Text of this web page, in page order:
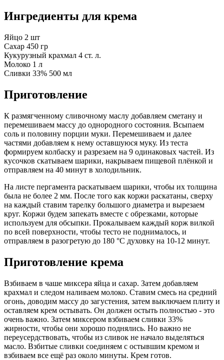
Ингредиенты для крема
Яйцо 2 шт
Сахар 450 гр
Кукурузный крахмал 4 ст. л.
Молоко 1 л
Сливки 33% 500 мл
Приготовление
К размягченному сливочному маслу добавляем сметану и
перемешиваем массу до однородного состояния. Всыпаем
соль и половину порции муки. Перемешиваем и далее
частями добавляем к нему оставшуюся муку. Из теста
формируем колбаску и разрезаем на 9 одинаковых частей. Из
кусочков скатываем шарики, накрываем пищевой плёнкой и
отправляем на 40 минут в холодильник.
На листе пергамента раскатываем шарики, чтобы их толщина
была не более 2 мм. После того как коржи раскатаны, сверху
на каждый ставим тарелку большого диаметра и вырезаем
круг. Коржи будем запекать вместе с обрезками, которые
используем для обсыпки. Прокалываем каждый корж вилкой
по всей поверхности, чтобы тесто не поднималось, и
отправляем в разогретую до 180 °C духовку на 10-12 минут.
Приготовление крема
Взбиваем в чаше миксера яйца и сахар. Затем добавляем
крахмал и следом наливаем молоко. Ставим смесь на средний
огонь, доводим массу до загустения, затем выключаем плиту и
оставляем крем остывать. Он должен остыть полностью - это
очень важно. Затем миксером взбиваем сливки 33%
жирности, чтобы они хорошо поднялись. Но важно не
переусердствовать, чтобы из сливок не начало выделяться
масло. Взбитые сливки соединяем с остывшим кремом и
взбиваем все ещё раз около минуты. Крем готов.